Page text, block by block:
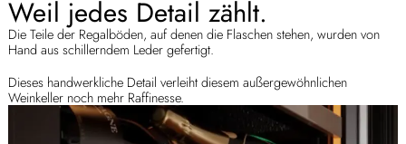
Weil jedes Detail zählt.
Die Teile der Regalböden, auf denen die Flaschen stehen, wurden von
Hand aus schillerndem Leder gefertigt.
Dieses handwerkliche Detail verleiht diesem außergewöhnlichen
Weinkeller noch mehr Raffinesse.